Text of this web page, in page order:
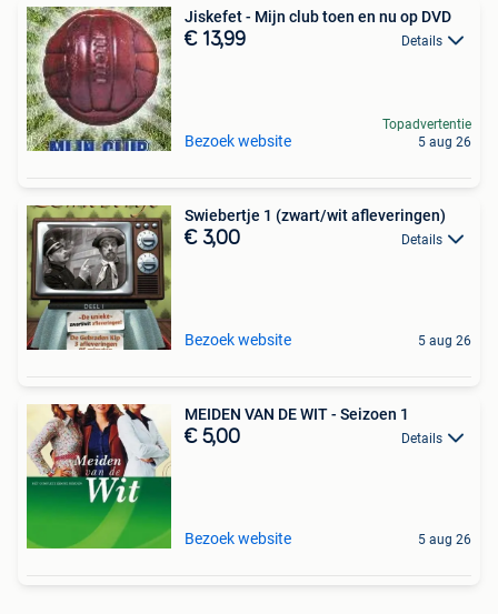
Jiskefet - Mijn club toen en nu op DVD
€ 13,99 Details
Bezoek website
Topadvertentie
5 aug 26
Swiebertje 1 (zwart/wit afleveringen)
€ 3,00 Details
Bezoek website 5 aug 26
MEIDEN VAN DE WIT - Seizoen 1
€ 5,00 Details
Bezoek website 5 aug 26